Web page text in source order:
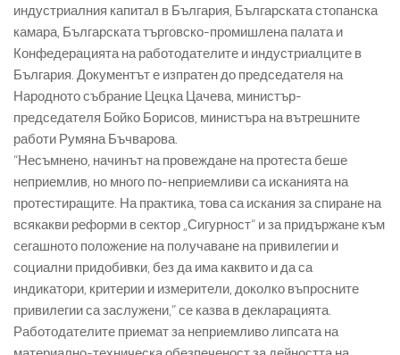
индустриалния капитал в България, Българската стопанска
камара, Българската търговско-промишлена палата и
Конфедерацията на работодателите и индустриалците в
България. Документът е изпратен до председателя на
Народното събрание Цецка Цачева, министър-
председателя Бойко Борисов, министъра на вътрешните
работи Румяна Бъчварова.
“Несъмнено, начинът на провеждане на протеста беше
неприемлив, но много по-неприемливи са исканията на
протестиращите. На практика, това са искания за спиране на
всякакви реформи в сектор „Сигурност“ и за придържане към
сегашното положение на получаване на привилегии и
социални придобивки, без да има каквито и да са
индикатори, критерии и измерители, доколко въпросните
привилегии са заслужени,” се казва в декларацията.
Работодателите приемат за неприемливо липсата на